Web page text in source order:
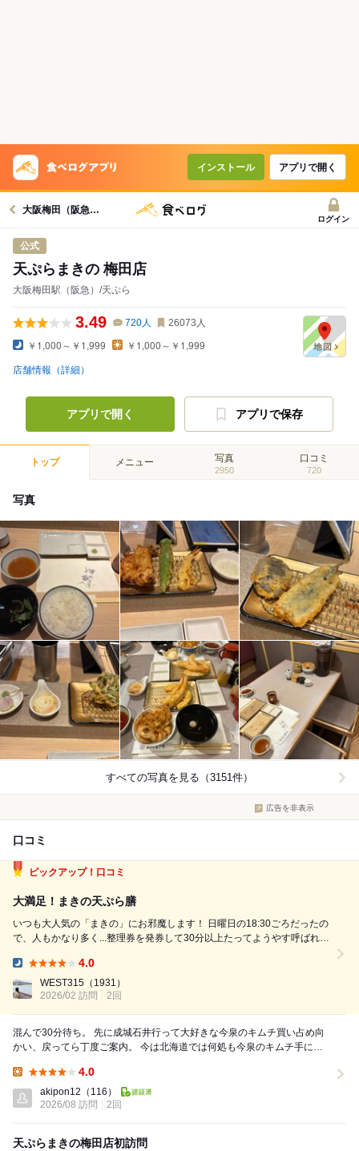
インストール アプリで開く
大阪梅田（阪急）駅グルメへ
ログイン
公式
天ぷらまきの 梅田店
大阪梅田駅（阪急）/天ぷら
3.49 720人 26073 人
￥1,000～￥1,999 ￥1,000～￥1,999
店舗情報（詳細）
アプリで開く アプリで保存
トップ メニュー 写真
2950
口コミ
720
写真
すべての写真を見る（3151件）
広告を非表示
口コミ
ピックアップ！口コミ
大満足！まきの天ぷら膳
いつも大人気の「まきの」にお邪魔します！ 日曜日の18:30ごろだったの
で、人もかなり多く...整理券を発券して30分以上たってようやす呼ばれま
い！たまご天をご飯と一緒に食べるのは最高です！ どれもとても美味し
くいただけ...
4.0
WEST315 （1931）
2026/02 訪問
2回
混んで30分待ち。 先に成城石井行って大好きな今泉のキムチ買い占め向
かい、戻ってら丁度ご案内。 今は北海道では何処も今泉のキムチ手に入
4.0
akipon12 （116）
2026/08 訪問
2回
天ぷらまきの梅田店初訪問